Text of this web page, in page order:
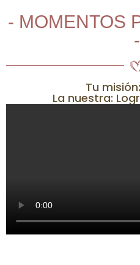
- MOMENTOS
-
Tu
La nuestra: